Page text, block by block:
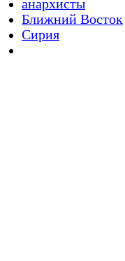
анархисты
Ближний Восток
Сирия